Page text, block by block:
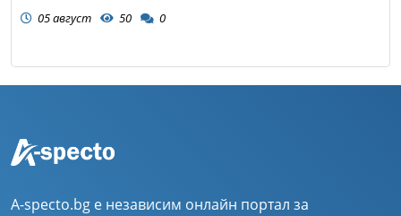
05 август 50 0
A-specto.bg е независим онлайн портал за